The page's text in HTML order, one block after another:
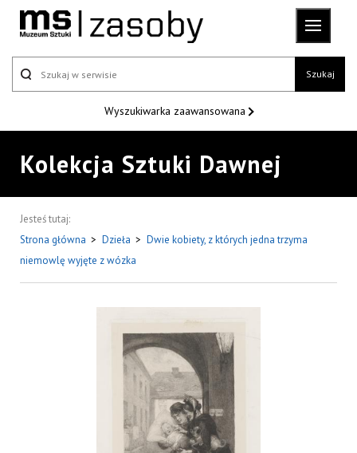
Szukaj
Wyszukiwarka zaawansowana
Kolekcja Sztuki Dawnej
Jesteś tutaj:
Strona główna > Dzieła > Dwie kobiety, z których jedna trzyma
niemowlę wyjęte z wózka